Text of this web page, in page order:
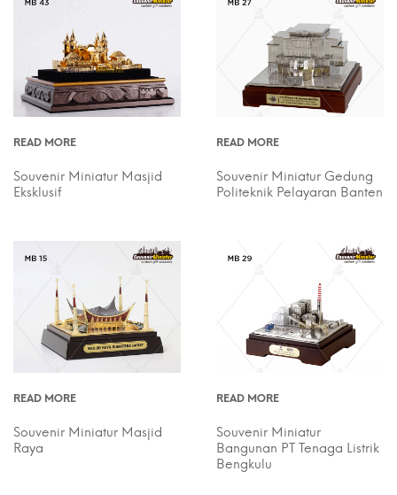
READ MORE
Souvenir Miniatur Masjid
Eksklusif
READ MORE
Souvenir Miniatur Gedung
Politeknik Pelayaran Banten
READ MORE
Souvenir Miniatur Masjid
Raya
READ MORE
Souvenir Miniatur
Bangunan PT Tenaga Listrik
Bengkulu